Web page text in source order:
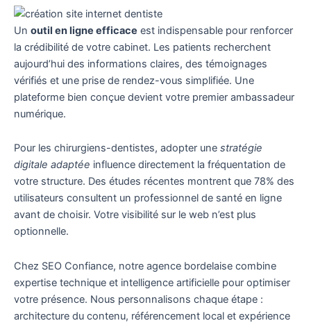
Un outil en ligne efficace est indispensable pour renforcer
la crédibilité de votre cabinet. Les patients recherchent
aujourd’hui des informations claires, des témoignages
vérifiés et une prise de rendez-vous simplifiée. Une
plateforme bien conçue devient votre premier ambassadeur
numérique.
Pour les chirurgiens-dentistes, adopter une stratégie
digitale adaptée influence directement la fréquentation de
votre structure. Des études récentes montrent que 78% des
utilisateurs consultent un professionnel de santé en ligne
avant de choisir. Votre visibilité sur le web n’est plus
optionnelle.
Chez SEO Confiance, notre agence bordelaise combine
expertise technique et intelligence artificielle pour optimiser
votre présence. Nous personnalisons chaque étape :
architecture du contenu, référencement local et expérience